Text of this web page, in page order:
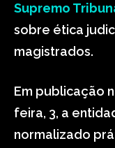
Supremo
sobre ética
magistrados.
Em publicação
feira, 3, a
normalizado